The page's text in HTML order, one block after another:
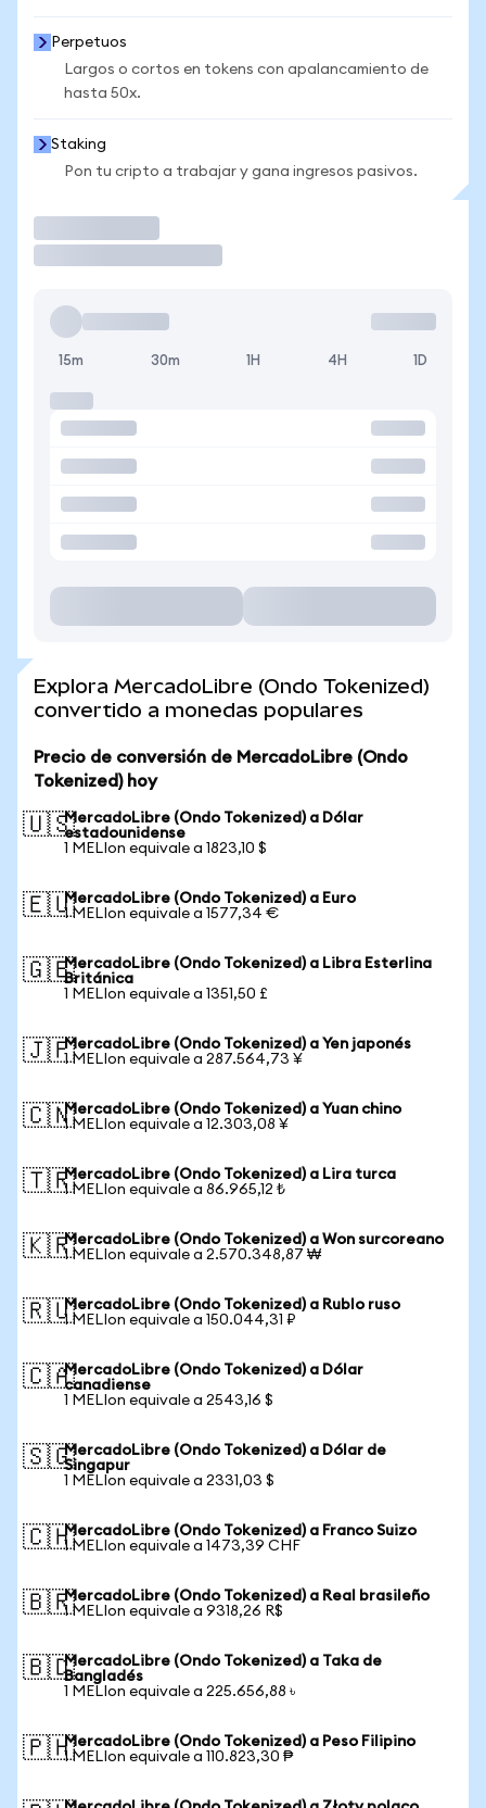
Perpetuos
Largos o cortos en tokens con apalancamiento de
hasta 50x.
Staking
Pon tu cripto a trabajar y gana ingresos pasivos.
15m 30m 1H 4H 1D
Explora MercadoLibre (Ondo Tokenized)
convertido a monedas populares
Precio de conversión de MercadoLibre (Ondo
Tokenized) hoy
🇺🇸MercadoLibre (Ondo Tokenized) a Dólar
estadounidense
1 MELIon equivale a 1823,10 $
🇪🇺MercadoLibre (Ondo Tokenized) a Euro
1 MELIon equivale a 1577,34 €
🇬🇧MercadoLibre (Ondo Tokenized) a Libra Esterlina
Británica
1 MELIon equivale a 1351,50 £
🇯🇵MercadoLibre (Ondo Tokenized) a Yen japonés
1 MELIon equivale a 287.564,73 ¥
🇨🇳MercadoLibre (Ondo Tokenized) a Yuan chino
1 MELIon equivale a 12.303,08 ¥
🇹🇷MercadoLibre (Ondo Tokenized) a Lira turca
1 MELIon equivale a 86.965,12 ₺
🇰🇷MercadoLibre (Ondo Tokenized) a Won surcoreano
1 MELIon equivale a 2.570.348,87 ₩
🇷🇺MercadoLibre (Ondo Tokenized) a Rublo ruso
1 MELIon equivale a 150.044,31 ₽
🇨🇦MercadoLibre (Ondo Tokenized) a Dólar
canadiense
1 MELIon equivale a 2543,16 $
🇸🇬MercadoLibre (Ondo Tokenized) a Dólar de
Singapur
1 MELIon equivale a 2331,03 $
🇨🇭MercadoLibre (Ondo Tokenized) a Franco Suizo
1 MELIon equivale a 1473,39 CHF
🇧🇷MercadoLibre (Ondo Tokenized) a Real brasileño
1 MELIon equivale a 9318,26 R$
🇧🇩MercadoLibre (Ondo Tokenized) a Taka de
Bangladés
1 MELIon equivale a 225.656,88 ৳
🇵🇭MercadoLibre (Ondo Tokenized) a Peso Filipino
1 MELIon equivale a 110.823,30 ₱